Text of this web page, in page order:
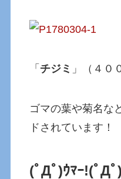
「 チジミ 」（４０
ゴマの葉や菊名な
ドされています！
(ﾟДﾟ)ｳﾏｰ!(ﾟДﾟ